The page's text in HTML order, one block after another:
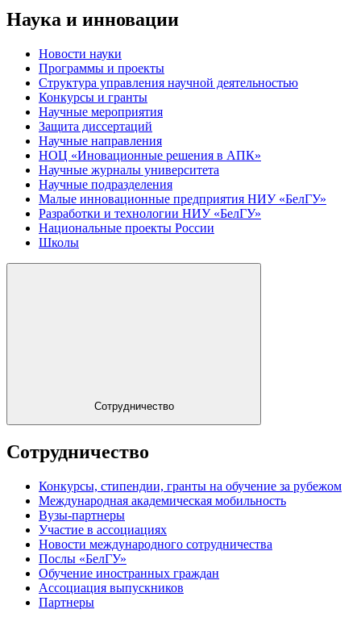
Наука и инновации
Новости науки
Программы и проекты
Структура управления научной деятельностью
Конкурсы и гранты
Научные мероприятия
Защита диссертаций
Научные направления
НОЦ «Иновационные решения в АПК»
Научные журналы университета
Научные подразделения
Малые инновационные предприятия НИУ «БелГУ»
Разработки и технологии НИУ «БелГУ»
Национальные проекты России
Школы
Сотрудничество
Сотрудничество
Конкурсы, стипендии, гранты на обучение за рубежом
Международная академическая мобильность
Вузы-партнеры
Участие в ассоциациях
Новости международного сотрудничества
Послы «БелГУ»
Обучение иностранных граждан
Ассоциация выпускников
Партнеры